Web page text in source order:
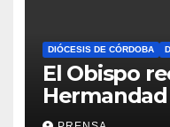
DIÓCESIS DE CÓRDOBA
El Obispo